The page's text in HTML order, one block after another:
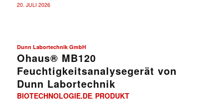
20. JULI 2026
Dunn Labortechnik GmbH
Ohaus® MB120
Feuchtigkeitsanalysegerät von
Dunn Labortechnik
BIOTECHNOLOGIE.DE, PRODUKT